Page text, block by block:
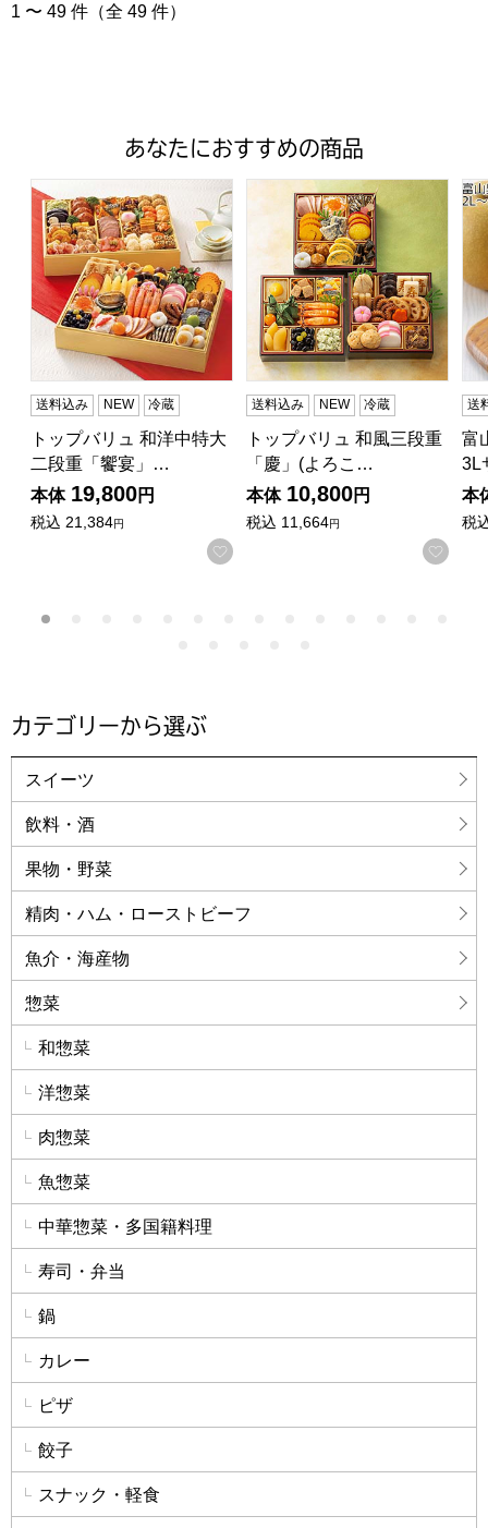
1 〜 49 件（全 49 件）
あなたにおすすめの商品
トップバリュ 和洋中特大二段重「饗宴」(きょうえん)【4
送料込み NEW 冷蔵
トップバリュ 和洋中特大
二段重「饗宴」…
本体 19,800円
税込 21,384円
お気に入りに登録する
トップバリュ 和風三段重「
送料込み NEW 冷蔵
トップバリュ 和風三段重
「慶」(よろこ…
本体 10,800円
税込 11,664円
お気
富
送
富
3L
本
税
カテゴリーから選ぶ
スイーツ
飲料・酒
果物・野菜
精肉・ハム・ローストビーフ
魚介・海産物
惣菜
和惣菜
洋惣菜
肉惣菜
魚惣菜
中華惣菜・多国籍料理
寿司・弁当
鍋
カレー
ピザ
餃子
スナック・軽食